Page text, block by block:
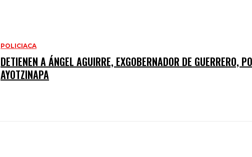
POLICIACA
DETIENEN A ÁNGEL AGUIRRE, EXGOBERNADOR DE GUERRERO,
AYOTZINAPA